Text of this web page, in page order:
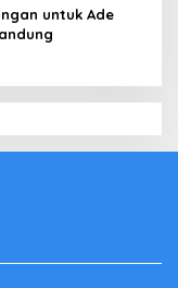
untuk Ade